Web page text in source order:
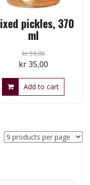
pickles, 370
ml
kr59,00
Original
price
was:
kr35,00Current
price
is:
Add to cart